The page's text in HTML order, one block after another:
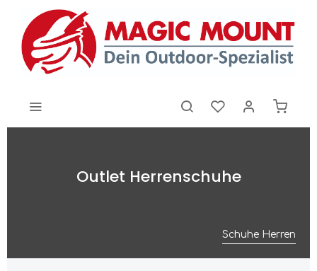
Outlet Herrenschuhe
Schuhe Herren